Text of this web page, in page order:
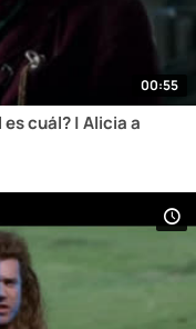
00:55
cuál? | Alicia a